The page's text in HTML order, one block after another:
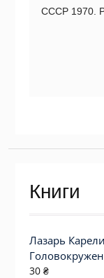
СССР 1970.
Книги
Лазарь
30 ₴